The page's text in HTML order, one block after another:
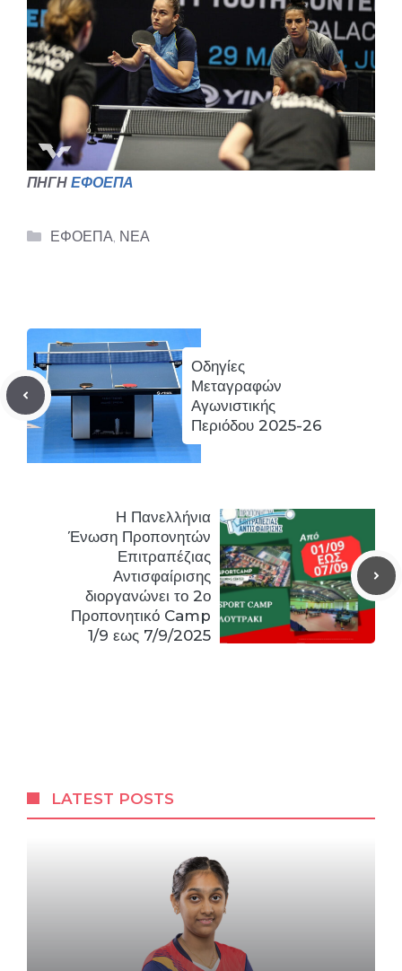
ΠΗΓΗ ΕΦΟΕΠΑ
Categories
ΕΦΟΕΠΑ ΝΕΑ
Οδηγίες
Μεταγραφών
Αγωνιστικής
Περιόδου 2025-26
Η Πανελλήνια
Ένωση Προπονητών
Επιτραπέζιας
Αντισφαίρισης
διοργανώνει το 2ο
Προπονητικό Camp
1/9 εως 7/9/2025
LATEST POSTS